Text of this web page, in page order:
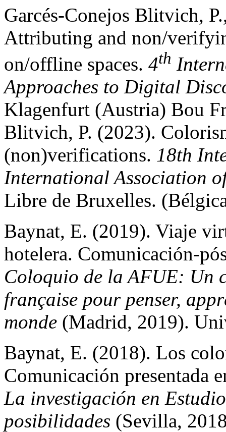
Garcés-Conejos Blitvich,
Attributing and non/
on/offline spaces. 4th
Approaches to Digital
Klagenfurt (Austria) Bou
Blitvich, P. (2023).
(non)verifications. 18th
International Association
Libre de Bruxelles.
Baynat, E. (2019). Viaje
hotelera. Comunicación-
Coloquio de la AFUE: Un
française pour penser,
monde (Madrid, 2019).
Baynat, E. (2018). Los
Comunicación presentada
La investigación en
posibilidades (Sevilla,